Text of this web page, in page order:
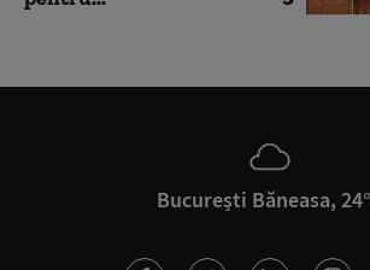
București Băneasa,